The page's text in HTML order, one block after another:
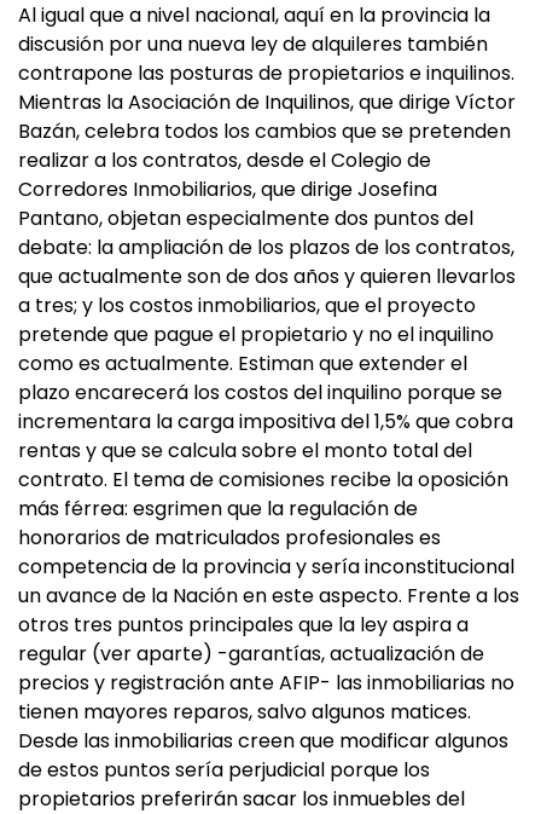
Al igual que a nivel nacional, aquí en la provincia la
discusión por una nueva ley de alquileres también
contrapone las posturas de propietarios e inquilinos.
Mientras la Asociación de Inquilinos, que dirige Víctor
Bazán, celebra todos los cambios que se pretenden
realizar a los contratos, desde el Colegio de
Corredores Inmobiliarios, que dirige Josefina
Pantano, objetan especialmente dos puntos del
debate: la ampliación de los plazos de los contratos,
que actualmente son de dos años y quieren llevarlos
a tres; y los costos inmobiliarios, que el proyecto
pretende que pague el propietario y no el inquilino
como es actualmente. Estiman que extender el
plazo encarecerá los costos del inquilino porque se
incrementara la carga impositiva del 1,5% que cobra
rentas y que se calcula sobre el monto total del
contrato. El tema de comisiones recibe la oposición
más férrea: esgrimen que la regulación de
honorarios de matriculados profesionales es
competencia de la provincia y sería inconstitucional
un avance de la Nación en este aspecto. Frente a los
otros tres puntos principales que la ley aspira a
regular (ver aparte) -garantías, actualización de
precios y registración ante AFIP- las inmobiliarias no
tienen mayores reparos, salvo algunos matices.
Desde las inmobiliarias creen que modificar algunos
de estos puntos sería perjudicial porque los
propietarios preferirán sacar los inmuebles del